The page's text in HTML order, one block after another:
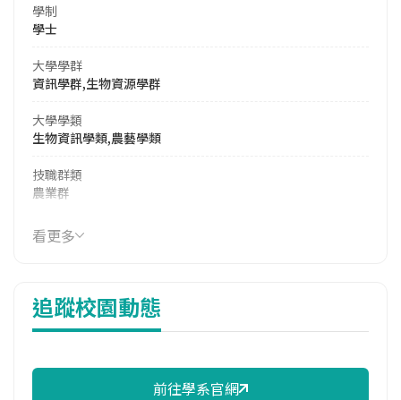
學制
學士
大學學群
資訊學群,生物資源學群
大學學類
生物資訊學類,農藝學類
技職群類
農業群
114年學費
15,712 元/學期
10,036 元/學期
114年註冊率
看更多
追蹤校園動態
前往學系官網